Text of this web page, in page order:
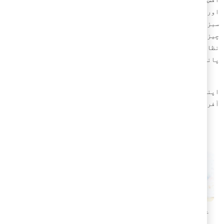
کے بجائے، پھل اور اسنیکس کے طور پر کھانے کے قابل
کو متعارف کروایئے۔ یہ کھانے کی ہلکی پھلکی صحت بخش
اینٹی آکسیڈینٹس سے بھرپور ہوتی ہیں جو جسم کے حفاظتی
کوطاقت دیتی ہیں، کھانے کی یہ دونوں اشیاء ہی دباﺅ پر قابو
اور اسے کم کرنے میں مددگار دیتی ہیں۔
دفتر کے ماحول کو خوشگوار بنانے کے لیے مشوروں، دلچسپ
اور پروموشنز کے لیے
دفاتر